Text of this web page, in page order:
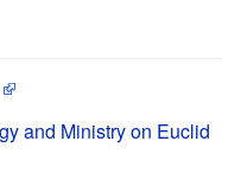
and Ministry on Euclid